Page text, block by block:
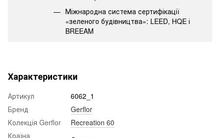
Міжнародна система сертифікації
«зеленого будівництва»: LEED, HQE і
BREEAM
Характеристики
Артикул
6062_1
Бренд
Gerflor
Колекція Gerflor
Recreation 60
Країна